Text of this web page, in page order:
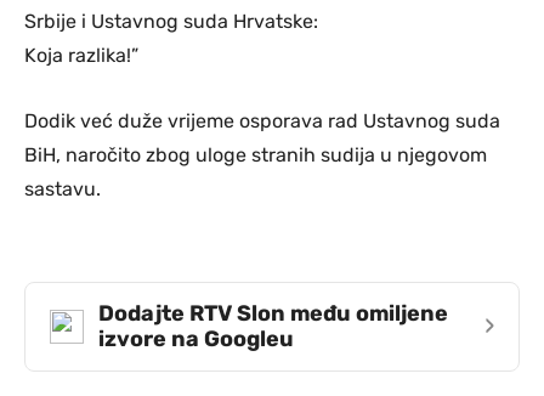
Srbije i Ustavnog suda Hrvatske:
Koja razlika!”
Dodik već duže vrijeme osporava rad Ustavnog suda
BiH, naročito zbog uloge stranih sudija u njegovom
sastavu.
Dodajte RTV Slon među omiljene
izvore na Googleu
›